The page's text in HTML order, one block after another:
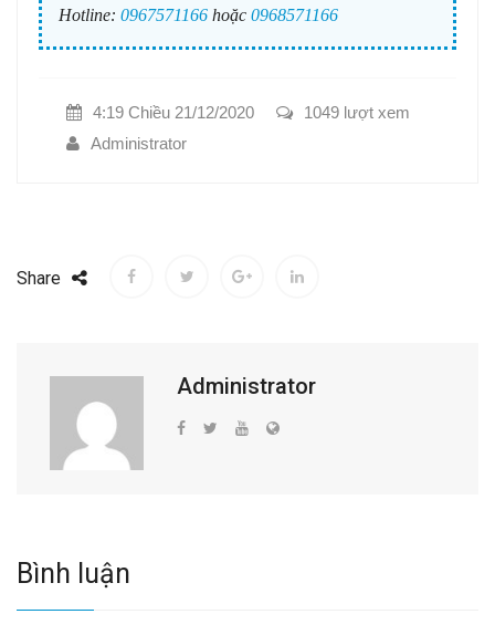
Hotline: 0967571166 hoặc 0968571166
4:19 Chiều 21/12/2020
1049 lượt xem
Administrator
Share
Administrator
Bình luận